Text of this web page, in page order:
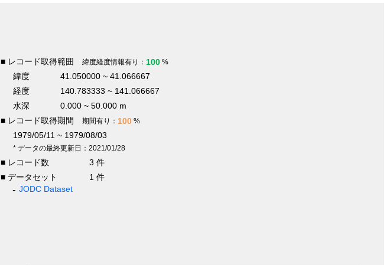
■ レコード取得範囲 緯度経度情報有り： 100 %
緯度
41.050000 ~ 41.066667
経度
140.783333 ~ 141.066667
水深
0.000 ~ 50.000 m
■ レコード取得期間
期間有り： 100 %
1979/05/11 ~ 1979/08/03
* データの最終更新日：2021/01/28
■ レコード数
3 件
■ データセット
1 件
JODC Dataset